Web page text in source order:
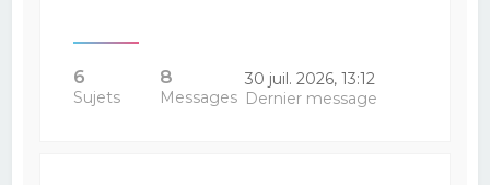
6
Sujets
8
Messages
30 juil. 2026, 13:12
Dernier message